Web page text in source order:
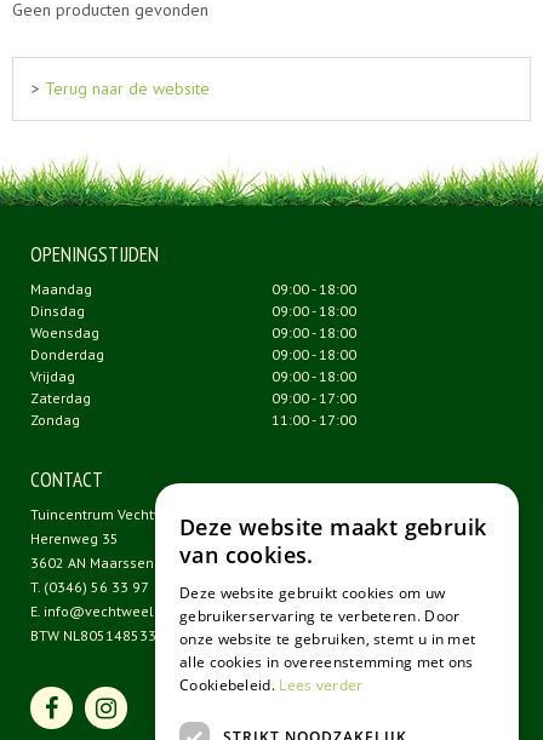
Geen producten gevonden
> Terug naar de website
OPENINGSTIJDEN
Maandag
09:00 - 18:00
Dinsdag
09:00 - 18:00
Woensdag
09:00 - 18:00
Donderdag
09:00 - 18:00
Vrijdag
09:00 - 18:00
Zaterdag
09:00 - 17:00
Zondag
11:00 - 17:00
CONTACT
Tuincentrum Vechtweelde
Herenweg 35
3602 AN Maarssen
T. (0346) 56 33 97
E. info@vechtweelde.nl
BTW NL805148533B01
Deze website maakt gebruik
van cookies.
Deze website gebruikt cookies om uw
gebruikerservaring te verbeteren. Door
onze website te gebruiken, stemt u in met
alle cookies in overeenstemming met ons
Cookiebeleid. Lees verder